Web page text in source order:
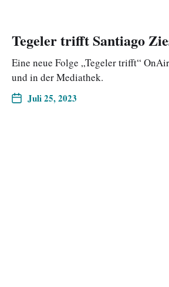
Tegeler trifft Santiago
Eine neue Folge „Tegeler trifft“
und in der Mediathek.
Juli 25, 2023